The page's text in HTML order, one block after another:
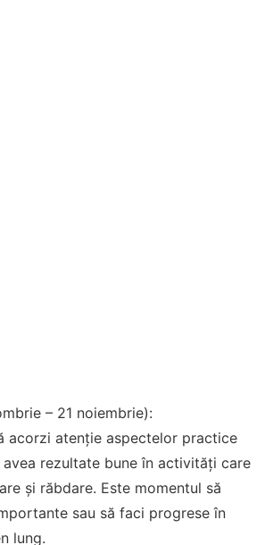
– 21 noiembrie):
acorzi atenție aspectelor practice
rezultate bune în activități care
și răbdare. Este momentul să
sau să faci progrese în
lung.